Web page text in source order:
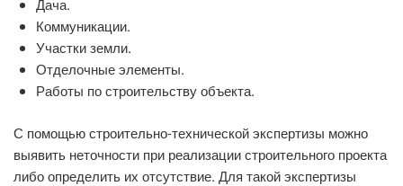
Дача.
Коммуникации.
Участки земли.
Отделочные элементы.
Работы по строительству объекта.
С помощью строительно-технической экспертизы можно
выявить неточности при реализации строительного проекта
либо определить их отсутствие. Для такой экспертизы